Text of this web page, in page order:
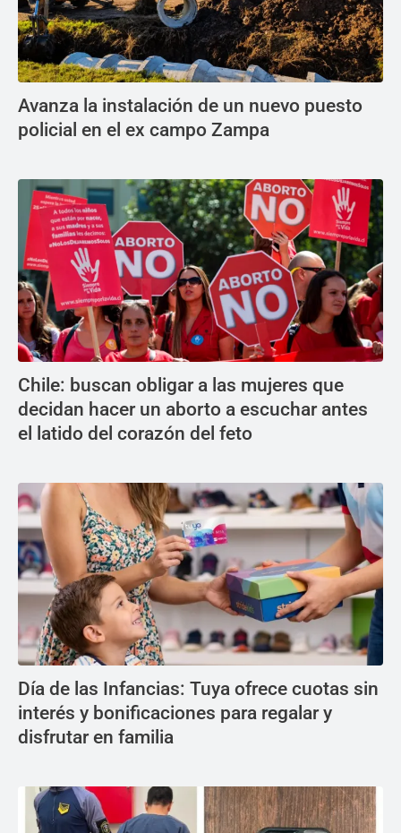
Avanza la instalación de un nuevo puesto
policial en el ex campo Zampa
Chile: buscan obligar a las mujeres que
decidan hacer un aborto a escuchar antes
el latido del corazón del feto
Día de las Infancias: Tuya ofrece cuotas sin
interés y bonificaciones para regalar y
disfrutar en familia